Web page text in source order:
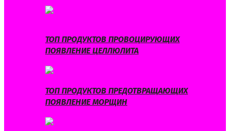
ТОП ПРОДУКТОВ ПРОВОЦИРУЮЩИХ
ПОЯВЛЕНИЕ ЦЕЛЛЮЛИТА
ТОП ПРОДУКТОВ ПРЕДОТВРАЩАЮЩИХ
ПОЯВЛЕНИЕ МОРЩИН